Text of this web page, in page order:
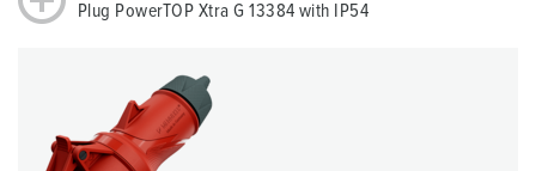
Plug PowerTOP Xtra G 13384 with IP54